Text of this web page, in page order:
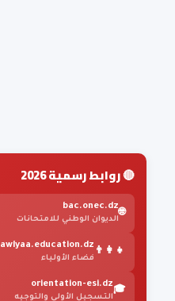
🔴 روابط رسمية 2026
🌐
bac.onec.dz
الديوان الوطني للامتحانات
👨‍👩‍👧
awlyaa.education.dz
فضاء الأولياء
🎓
orientation-esi.dz
التسجيل الأولي والتوجيه